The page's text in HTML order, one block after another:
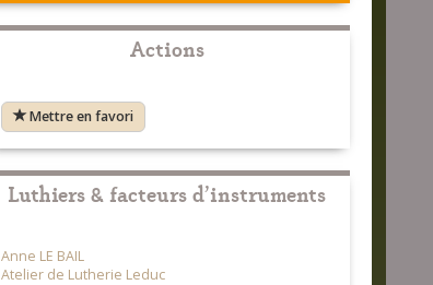
Actions
Mettre en favori
Luthiers & facteurs d'instruments
Anne LE BAIL
Atelier de Lutherie Leduc